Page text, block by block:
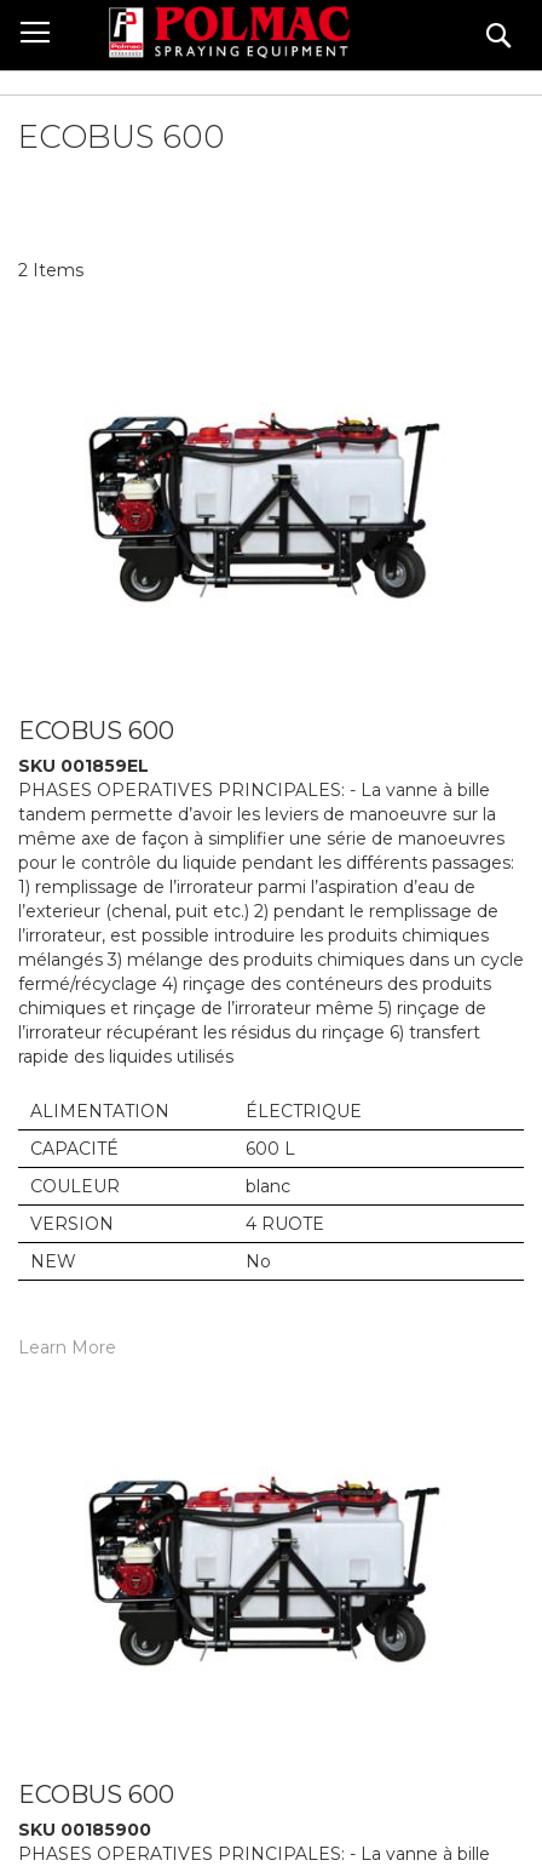
Skip
to
Content
ECOBUS 600
2 Items
ECOBUS 600
SKU 001859EL
PHASES OPERATIVES PRINCIPALES: - La vanne à bille
tandem permette d’avoir les leviers de manoeuvre sur la
même axe de façon à simplifier une série de manoeuvres
pour le contrôle du liquide pendant les différents passages:
1) remplissage de l’irrorateur parmi l’aspiration d’eau de
l’exterieur (chenal, puit etc.) 2) pendant le remplissage de
l’irrorateur, est possible introduire les produits chimiques
mélangés 3) mélange des produits chimiques dans un cycle
fermé/récyclage 4) rinçage des conténeurs des produits
chimiques et rinçage de l’irrorateur même 5) rinçage de
l’irrorateur récupérant les résidus du rinçage 6) transfert
rapide des liquides utilisés
ALIMENTATION
ÉLECTRIQUE
CAPACITÉ
600 L
COULEUR
blanc
VERSION
4 RUOTE
NEW
No
Learn More
ECOBUS 600
SKU 00185900
PHASES OPERATIVES PRINCIPALES: - La vanne à bille